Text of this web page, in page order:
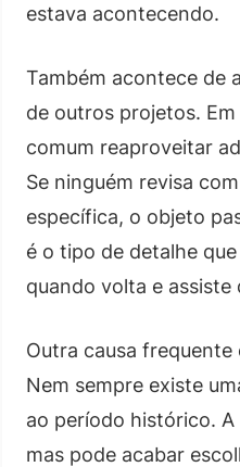
estava acontecendo.
Também acontece de
de outros projetos.
comum reaproveitar
Se ninguém revisa
específica, o objeto
é o tipo de detalhe
quando volta e assiste
Outra causa
Nem sempre existe
ao período histórico.
mas pode acabar